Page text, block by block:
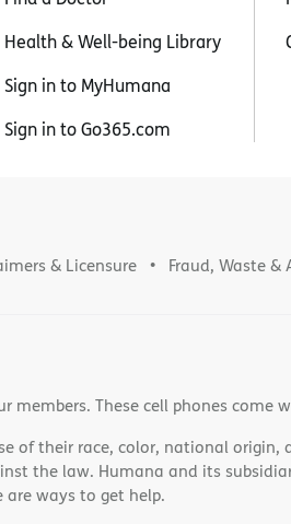
Health & Well-being Library
Sign in to MyHumana
Sign in to Go365.com
& Licensure Fraud, Waste &
members. These cell phones
of their race, color, national
the law. Humana and its
ways to get help.